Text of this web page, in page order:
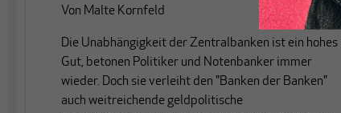
Von Malte Kornfeld
Die Unabhängigkeit der Zentralbanken ist ein hohes
Gut, betonen Politiker und Notenbanker immer
wieder. Doch sie verleiht den "Banken der Banken"
auch weitreichende geldpolitische